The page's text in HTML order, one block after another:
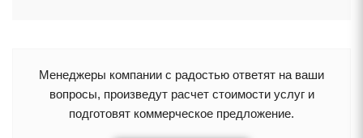
Менеджеры компании с радостью ответят на ваши
опросы, произведут расчет стоимости услуг и
подготовят коммерческое предложение.